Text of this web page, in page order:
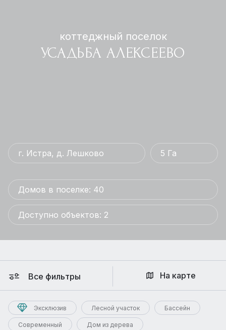
коттеджный поселок
УСАДЬБА АЛЕКСЕЕВО
г. Истра, д. Лешково 5 Га
Домов в поселке: 40
Доступно объектов: 2
Все фильтры
Эксклюзив Лесной участок Бассейн
Современный Дом из дерева
На карте